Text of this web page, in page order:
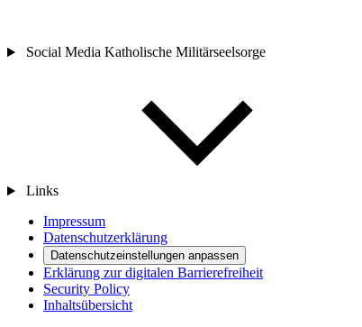
Social Media Katholische Militärseelsorge
Links
Impressum
Datenschutzerklärung
Datenschutzeinstellungen anpassen
Erklärung zur digitalen Barrierefreiheit
Security Policy
Inhaltsübersicht